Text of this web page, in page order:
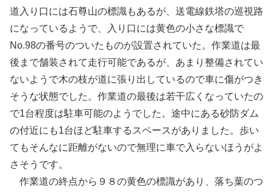
道入り口には石尊山の標識もあるが、送電線鉄塔の巡視路
になっているようで、入り口には黄色の小さな標識で
No.98の番号のついたものが設置されていた。作業道は最
後まで舗装されて走行可能であるが、あまり整備されてい
ないようで木の枝が道に張り出しているので車に傷がつき
そうな状態でした。作業道の最後は若干広くなっていたの
で1台程度は駐車可能のようでした。途中にある砂防ダム
の付近にも1台ほど駐車するスペースがありました。歩い
てもそんなに距離がないので無理に車で入らないほうがよ
さそうです。
作業道の終点から９８の黄色の標識があり、落ち葉のつ